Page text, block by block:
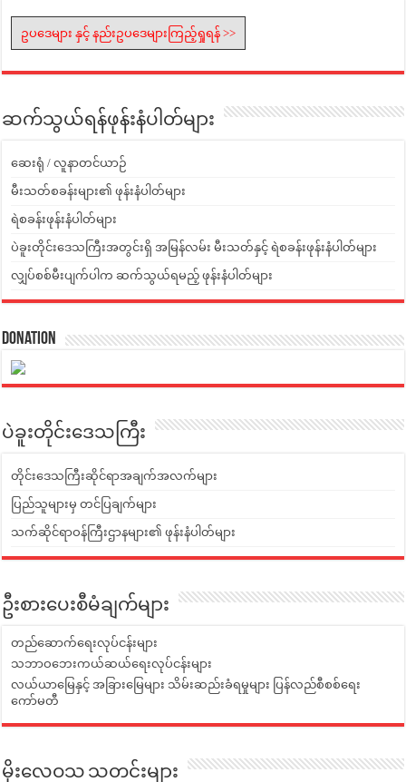
ဥပဒေများ နှင့် နည်းဥပဒေများကြည့်ရှုရန် >>
ဆက်သွယ်ရန်ဖုန်းနံပါတ်များ
ဆေးရုံ / လူနာတင်ယာဉ်
မီးသတ်စခန်းများ၏ ဖုန်းနံပါတ်များ
ရဲစခန်းဖုန်းနံပါတ်များ
ပဲခူးတိုင်းဒေသကြီးအတွင်းရှိ အမြန်လမ်း မီးသတ်နှင့် ရဲစခန်းဖုန်းနံပါတ်များ
လျှပ်စစ်မီးပျက်ပါက ဆက်သွယ်ရမည့် ဖုန်းနံပါတ်များ
Donation
ပဲခူးတိုင်းဒေသကြီး
တိုင်းဒေသကြီးဆိုင်ရာအချက်အလက်များ
ပြည်သူများမှ တင်ပြချက်များ
သက်ဆိုင်ရာဝန်ကြီးဌာနများ၏ ဖုန်းနံပါတ်များ
ဦးစားပေးစီမံချက်များ
တည်ဆောက်ရေးလုပ်ငန်းများ
သဘာဝဘေးကယ်ဆယ်ရေးလုပ်ငန်းများ
လယ်ယာမြေနှင့် အခြားမြေများ သိမ်းဆည်းခံရမှုများ ပြန်လည်စီစစ်ရေး
ကော်မတီ
မိုးလေဝသ သတင်းများ